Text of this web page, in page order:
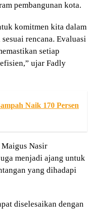
pembangunan kota.
komitmen kita dalam
rencana. Evaluasi
setiap
ujar Fadly
Naik 170 Persen
Nasir
menjadi ajang untuk
yang dihadapi
diselesaikan dengan